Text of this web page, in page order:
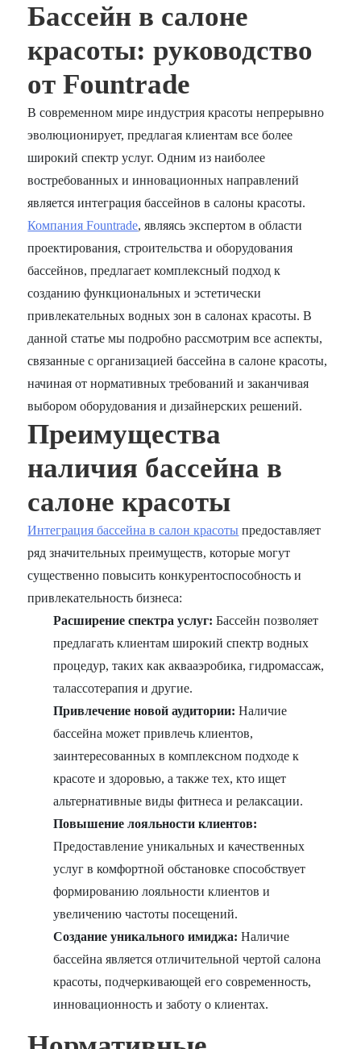
Бассейн в салоне
красоты: руководство
от Fountrade
В современном мире индустрия красоты непрерывно
эволюционирует, предлагая клиентам все более
широкий спектр услуг. Одним из наиболее
востребованных и инновационных направлений
является интеграция бассейнов в салоны красоты.
Компания Fountrade, являясь экспертом в области
проектирования, строительства и оборудования
бассейнов, предлагает комплексный подход к
созданию функциональных и эстетически
привлекательных водных зон в салонах красоты. В
данной статье мы подробно рассмотрим все аспекты,
связанные с организацией бассейна в салоне красоты,
начиная от нормативных требований и заканчивая
выбором оборудования и дизайнерских решений.
Преимущества
наличия бассейна в
салоне красоты
Интеграция бассейна в салон красоты предоставляет
ряд значительных преимуществ, которые могут
существенно повысить конкурентоспособность и
привлекательность бизнеса:
Расширение спектра услуг: Бассейн позволяет
предлагать клиентам широкий спектр водных
процедур, таких как аквааэробика, гидромассаж,
талассотерапия и другие.
Привлечение новой аудитории: Наличие
бассейна может привлечь клиентов,
заинтересованных в комплексном подходе к
красоте и здоровью, а также тех, кто ищет
альтернативные виды фитнеса и релаксации.
Повышение лояльности клиентов:
Предоставление уникальных и качественных
услуг в комфортной обстановке способствует
формированию лояльности клиентов и
увеличению частоты посещений.
Создание уникального имиджа: Наличие
бассейна является отличительной чертой салона
красоты, подчеркивающей его современность,
инновационность и заботу о клиентах.